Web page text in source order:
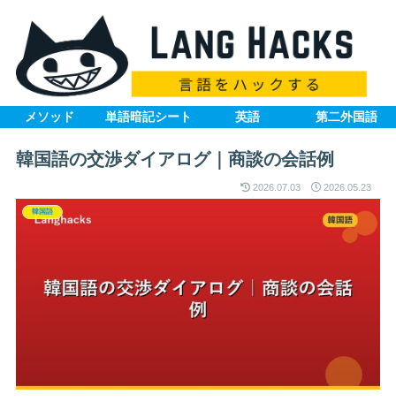
メソッド 単語暗記シート 英語 第二外国語
韓国語の交渉ダイアログ｜商談の会話例
2026.07.03 2026.05.23
韓国語